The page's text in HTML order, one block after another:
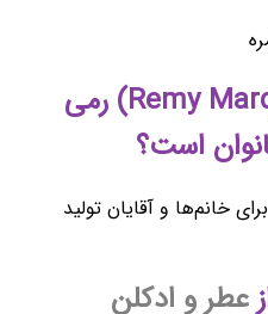
آیا عطر و ادکلن (Remy Marquis) رمی
است؟
خانم‌ها و آقایان تولید
عطر و ادکلن